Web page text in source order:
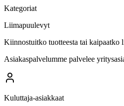
Kategoriat
Liimapuulevyt
Kiinnostuitko tuotteesta tai kaipaatko
Asiakaspalvelumme palvelee
Kuluttaja-asiakkaat